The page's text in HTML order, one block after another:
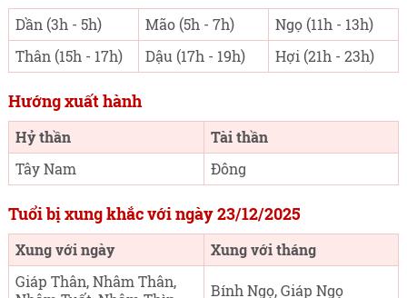
Dần (3h - 5h) Mão (5h - 7h)
Ngọ (11h - 13h)
Thân (15h - 17h)
Dậu (17h - 19h) Hợi (21h - 23h)
Hướng xuất hành
Hỷ thần
Tài thần
Tây Nam
Đông
Tuổi bị xung khắc với ngày 23/12/2025
Xung với ngày
Xung với tháng
Giáp Thân, Nhâm Thân,
Bính Ngọ, Giáp Ngọ